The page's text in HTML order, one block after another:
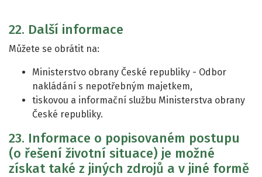
22. Další informace
Můžete se obrátit na:
Ministerstvo obrany České republiky - Odbor
nakládání s nepotřebným majetkem,
tiskovou a informační službu Ministerstva obrany
České republiky.
23. Informace o popisovaném postupu
(o řešení životní situace) je možné
získat také z jiných zdrojů a v jiné formě